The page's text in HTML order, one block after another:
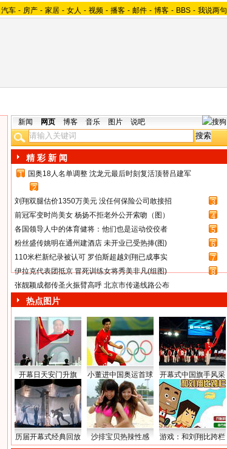
汽车 - 房产 - 家居 - 女人 - 视频 - 播客 - 邮件 - 博客 - BBS - 我说两句
新闻 网页 博客 音乐 图片 说吧
精 彩 新 闻
1
国奥18人名单调整 沈龙元最后时刻复活顶替吕建军
2
刘翔双腿估价1350万美元 没任何保险公司敢接招
3
前冠军变时尚美女 杨扬不拒老外公开索吻（图）
4
各国领导人中的体育健将：他们也是运动佼佼者
5
粉丝盛传姚明在通州建酒店 未开业已受热捧(图)
6
110米栏新纪录被认可 罗伯斯超越刘翔已成事实
7
伊拉克代表团抵京 冒死训练女将秀美非凡(组图)
8
张靓颖成都传圣火振臂高呼 北京市传递线路公布
热点图片
开幕日天安门升旗 小董进中国奥运首球 开幕式中国旗手风采
历届开幕式经典回放 沙排宝贝热辣性感 游戏：和刘翔比跨栏